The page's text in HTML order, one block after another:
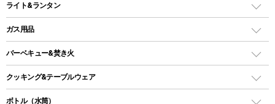
ロッジ型・オリジナルテント
タープ
スクエアタープ（レクタタープ）
レジャーシート
ライト&ランタン
LEDランタン
ガスランタン
オイルランタン
ガス用品
ガスバーナー
ガス缶
バーベキュー&焚き火
バーベキューコンロ、グリル
クッキング&テーブルウェア
ダッチオーブン
ボトル（水筒）